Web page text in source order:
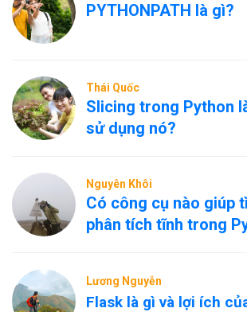
PYTHONPATH là gì?
Thái Quốc
Slicing trong Python
sử dụng nó?
Nguyên Khôi
Có công cụ nào giúp
phân tích tĩnh trong
Lương Nguyễn
Flask là gì và lợi ích